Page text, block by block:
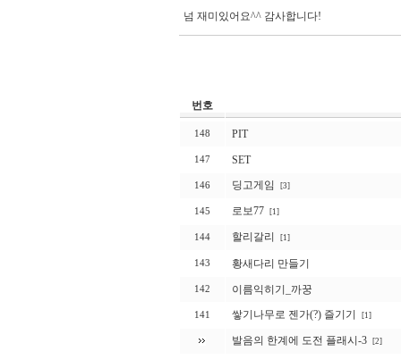
넘 재미있어요^^ 감사합니다!
번호
148 PIT
147 SET
146 딩고게임 [3]
145 로보77 [1]
144 할리갈리 [1]
143 황새다리 만들기
142 이름익히기_까꿍
141 쌓기나무로 젠가(?) 즐기기 [1]
발음의 한계에 도전 플래시-3 [2]